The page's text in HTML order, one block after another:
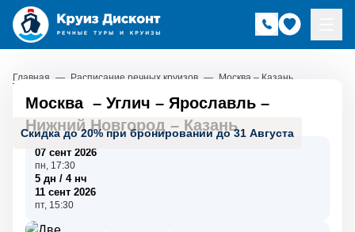
Главная — Расписание речных круизов — Москва – Казань
Скидка до 20% при бронировании до 31 Августа
Москва – Углич – Ярославль –
Нижний Новгород – Казань
07 сент 2026
пн, 17:30
5 дн / 4 нч
11 сент 2026
пт, 15:30